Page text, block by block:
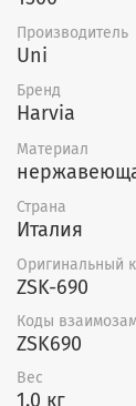
Производитель
Uni
Бренд
Harvia
Материал
Страна
Италия
Оригинальный
ZSK-690
Коды
ZSK690
Вес
1.0 кг